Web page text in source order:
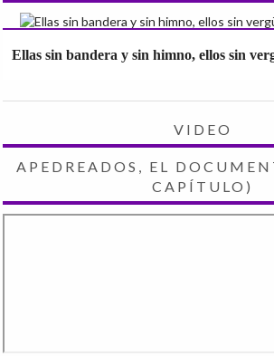
Ellas sin bandera y sin himno, ellos sin
VIDEO
APEDREADOS, EL
CAPÍTULO)